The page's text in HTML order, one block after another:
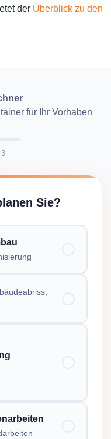
der Überblick zu den
für Ihr Vorhaben
3
Sie?